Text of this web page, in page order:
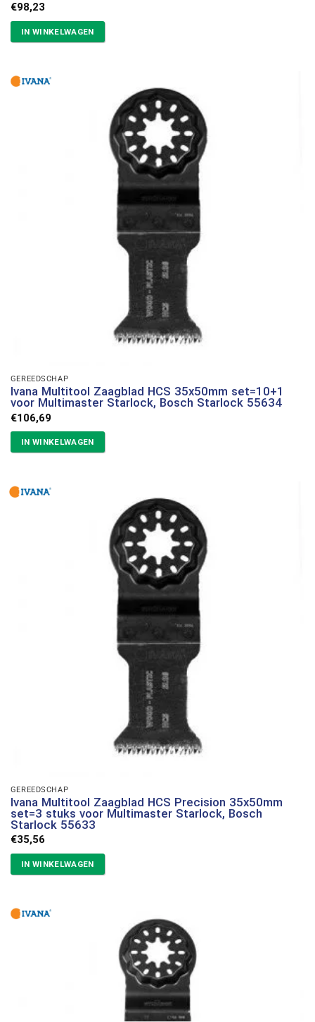
€98,23
IN WINKELWAGEN
GEREEDSCHAP
Ivana Multitool Zaagblad HCS 35x50mm set=10+1
voor Multimaster Starlock, Bosch Starlock 55634
€106,69
IN WINKELWAGEN
GEREEDSCHAP
Ivana Multitool Zaagblad HCS Precision 35x50mm
set=3 stuks voor Multimaster Starlock, Bosch
Starlock 55633
€35,56
IN WINKELWAGEN